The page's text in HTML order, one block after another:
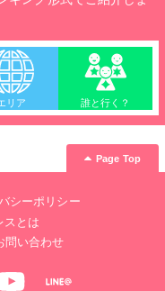
リア 誰と行く？
Page Top
シーポリシー
スとは
問い合わせ